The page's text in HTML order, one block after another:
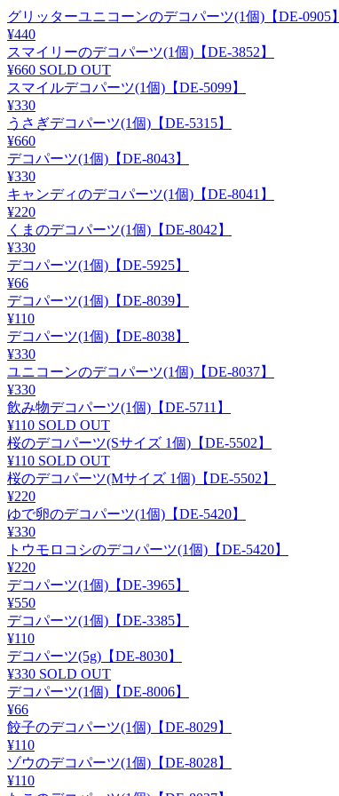
グリッターユニコーンのデコパーツ(1個)【DE-0905】
¥440
スマイリーのデコパーツ(1個)【DE-3852】
¥660 SOLD OUT
スマイルデコパーツ(1個)【DE-5099】
¥330
うさぎデコパーツ(1個)【DE-5315】
¥660
デコパーツ(1個)【DE-8043】
¥330
キャンディのデコパーツ(1個)【DE-8041】
¥220
くまのデコパーツ(1個)【DE-8042】
¥330
デコパーツ(1個)【DE-5925】
¥66
デコパーツ(1個)【DE-8039】
¥110
デコパーツ(1個)【DE-8038】
¥330
ユニコーンのデコパーツ(1個)【DE-8037】
¥330
飲み物デコパーツ(1個)【DE-5711】
¥110 SOLD OUT
桜のデコパーツ(Sサイズ 1個)【DE-5502】
¥110 SOLD OUT
桜のデコパーツ(Mサイズ 1個)【DE-5502】
¥220
ゆで卵のデコパーツ(1個)【DE-5420】
¥330
トウモロコシのデコパーツ(1個)【DE-5420】
¥220
デコパーツ(1個)【DE-3965】
¥550
デコパーツ(1個)【DE-3385】
¥110
デコパーツ(5g)【DE-8030】
¥330 SOLD OUT
デコパーツ(1個)【DE-8006】
¥66
餃子のデコパーツ(1個)【DE-8029】
¥110
ゾウのデコパーツ(1個)【DE-8028】
¥110